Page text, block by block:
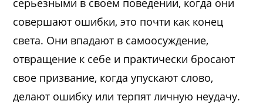
серьезными в своем поведении, когда они
совершают ошибки, это почти как конец
света. Они впадают в самоосуждение,
отвращение к себе и практически бросают
свое призвание, когда упускают слово,
делают ошибку или терпят личную неудачу.